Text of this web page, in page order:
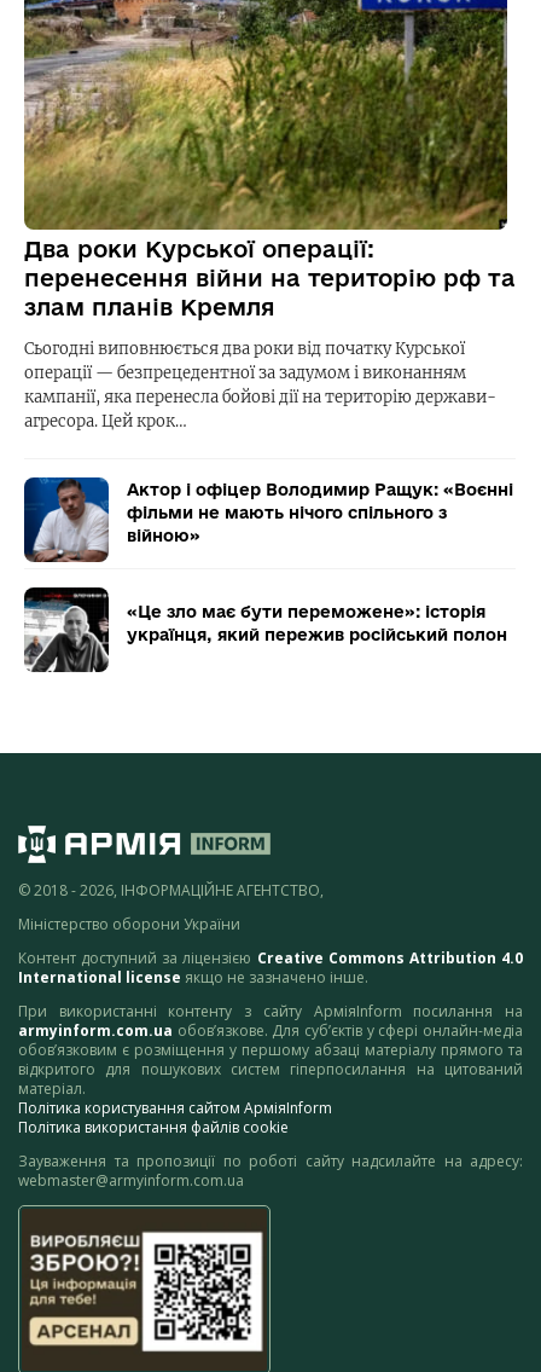
Два роки Курської операції:
перенесення війни на територію рф та
злам планів Кремля
Сьогодні виповнюється два роки від початку Курської
операції — безпрецедентної за задумом і виконанням
кампанії, яка перенесла бойові дії на територію держави-
агресора. Цей крок…
Актор і офіцер Володимир Ращук: «Воєнні
фільми не мають нічого спільного з
війною»
«Це зло має бути переможене»: історія
українця, який пережив російський полон
© 2018 - 2026, ІНФОРМАЦІЙНЕ АГЕНТСТВО,
Міністерство оборони України
Контент доступний за ліцензією Creative Commons Attribution 4.0
International license якщо не зазначено інше.
При використанні контенту з сайту АрміяInform посилання на
armyinform.com.ua обов’язкове. Для суб’єктів у сфері онлайн-медіа
обов’язковим є розміщення у першому абзаці матеріалу прямого та
відкритого для пошукових систем гіперпосилання на цитований
матеріал.
Політика користування сайтом АрміяInform
Політика використання файлів cookie
Зауваження та пропозиції по роботі сайту надсилайте на адресу:
webmaster@armyinform.com.ua